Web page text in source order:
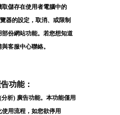
帳號的註冊程序，
儲存在使用者電腦中的
器的設定，取消、或限制
份網站功能。若您想知道
客服中心聯絡。
功能：
析) 廣告功能。本功能僅用
用流程，如您欲停用